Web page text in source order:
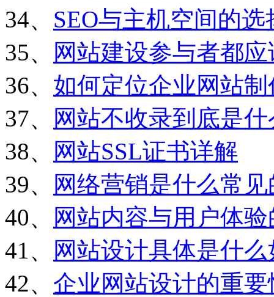
34、 SEO与主机空间的选
35、
网站建设参与者都
36、 如何定位企业网站
37、
网站不收录到底是
38、
网站SSL证书详解
39、
网络营销是什么常
40、
网站内容与用户体
41、
网站设计具体是什
42、 企业网站设计的重要